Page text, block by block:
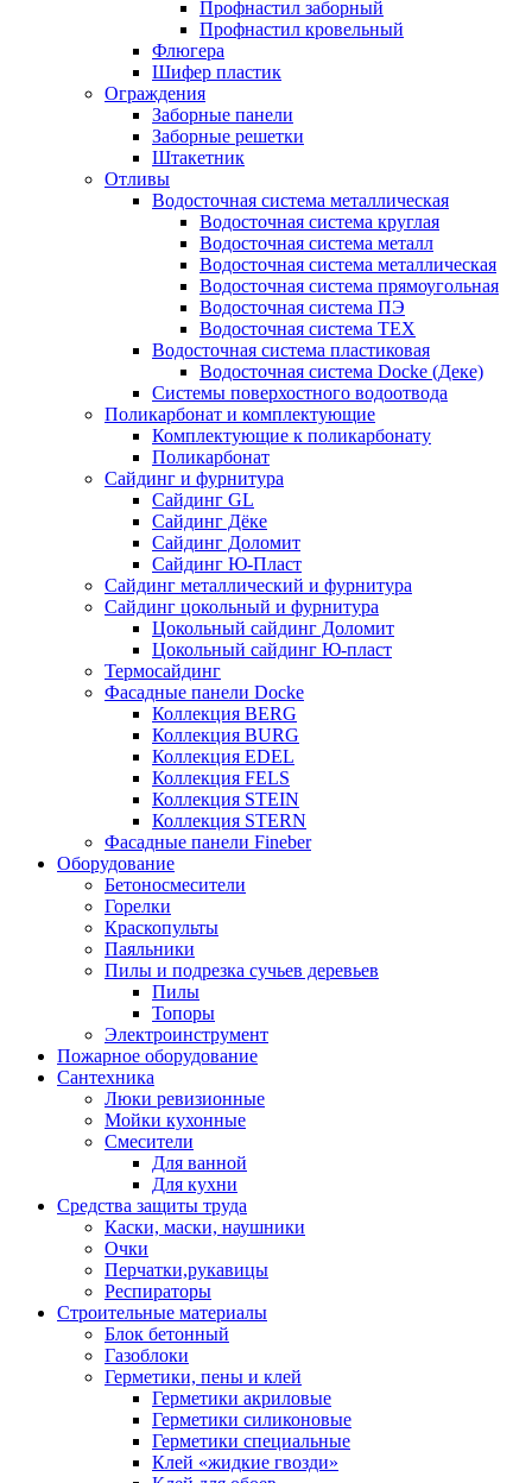
Профнастил заборный
Профнастил кровельный
Флюгера
Шифер пластик
Ограждения
Заборные панели
Заборные решетки
Штакетник
Отливы
Водосточная система металлическая
Водосточная система круглая
Водосточная система металл
Водосточная система металлическая
Водосточная система прямоугольная
Водосточная система ПЭ
Водосточная система ТЕХ
Водосточная система пластиковая
Водосточная система Docke (Деке)
Системы поверхостного водоотвода
Поликарбонат и комплектующие
Комплектующие к поликарбонату
Поликарбонат
Сайдинг и фурнитура
Сайдинг GL
Сайдинг Дёке
Сайдинг Доломит
Сайдинг Ю-Пласт
Сайдинг металлический и фурнитура
Сайдинг цокольный и фурнитура
Цокольный сайдинг Доломит
Цокольный сайдинг Ю-пласт
Термосайдинг
Фасадные панели Docke
Коллекция BERG
Коллекция BURG
Коллекция EDEL
Коллекция FELS
Коллекция STEIN
Коллекция STERN
Фасадные панели Fineber
Оборудование
Бетоносмесители
Горелки
Краскопульты
Паяльники
Пилы и подрезка сучьев деревьев
Пилы
Топоры
Электроинструмент
Пожарное оборудование
Сантехника
Люки ревизионные
Мойки кухонные
Смесители
Для ванной
Для кухни
Средства защиты труда
Каски, маски, наушники
Очки
Перчатки,рукавицы
Респираторы
Строительные материалы
Блок бетонный
Газоблоки
Герметики, пены и клей
Герметики акриловые
Герметики силиконовые
Герметики специальные
Клей «жидкие гвозди»